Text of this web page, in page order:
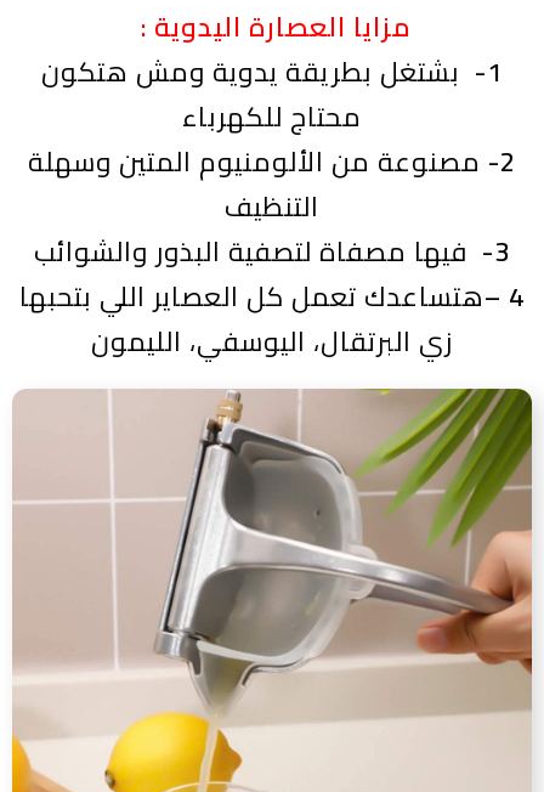
مزايا العصارة اليدوية :
1-
بشتغل بطريقة يدوية ومش هتكون
محتاج للكهرباء
2- مصنوعة من الألومنيوم المتين وسهلة
التنظيف
3- فيها مصفاة لتصفية البذور والشوائب
4 – هتساعدك تعمل كل العصاير اللي بتحبها
زي البرتقال، اليوسفي، الليمون